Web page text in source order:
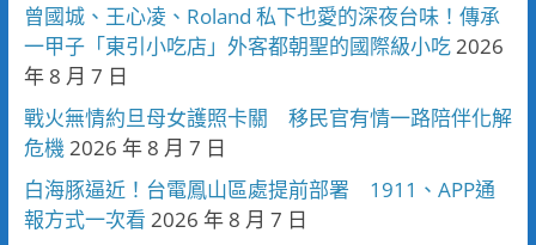
曾國城、王心凌、Roland 私下也愛的深夜台味！傳承
一甲子「東引小吃店」外客都朝聖的國際級小吃 2026
年 8 月 7 日
戰火無情約旦母女護照卡關 移民官有情一路陪伴化解
危機 2026 年 8 月 7 日
白海豚逼近！台電鳳山區處提前部署 1911、APP通
報方式一次看 2026 年 8 月 7 日